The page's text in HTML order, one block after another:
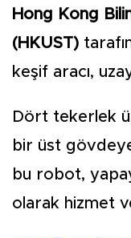
Hong Kong
(HKUST)
keşif aracı,
Dört tekerlek
bir üst
bu robot,
olarak hizmet